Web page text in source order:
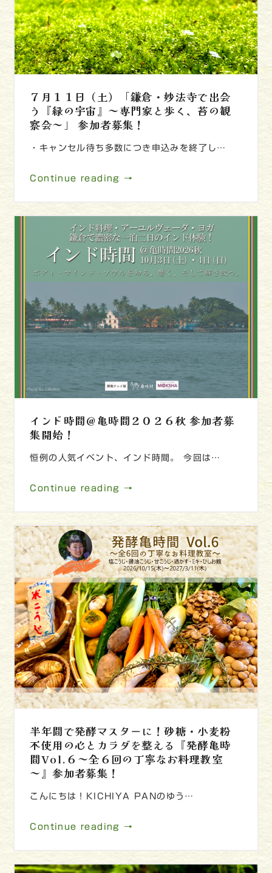
７月１１日（土）「鎌倉・妙法寺で出会
う『緑の宇宙』～専門家と歩く、苔の観
察会～」 参加者募集！
・キャンセル待ち多数につき申込みを終了し…
Continue reading →
インド時間＠亀時間２０２６秋 参加者募
集開始！
恒例の人気イベント、インド時間。 今回は…
Continue reading →
半年間で発酵マスターに！砂糖・小麦粉
不使用の心とカラダを整える『発酵亀時
間Vol.６～全６回の丁寧なお料理教室
～』参加者募集！
こんにちは！KICHIYA PANのゆう…
Continue reading →